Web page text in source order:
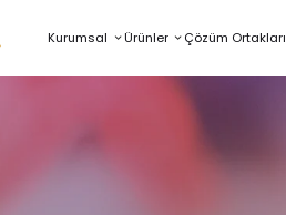
Kurumsal Ürünler Çözüm Ortakları